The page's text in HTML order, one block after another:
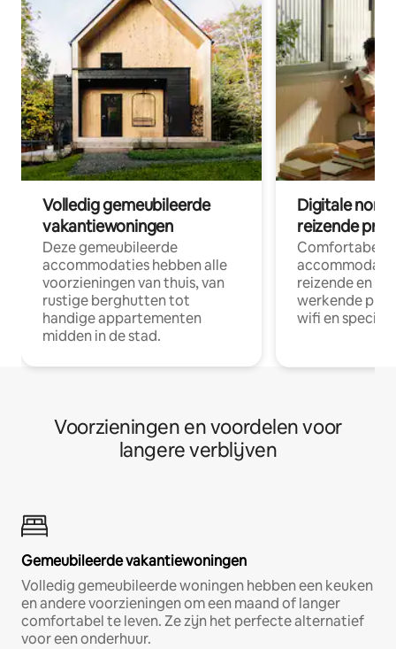
Volledig gemeubileerde
vakantiewoningen
Deze gemeubileerde
accommodaties hebben alle
voorzieningen van thuis, van
rustige berghutten tot
handige appartementen
midden in de stad.
Digitale
reizende
Comfortabele
reizende en
werkende
wifi en
Voorzieningen en voordelen voor
langere verblijven
Gemeubileerde vakantiewoningen
Volledig gemeubileerde woningen hebben een keuken
en andere voorzieningen om een maand of langer
comfortabel te leven. Ze zijn het perfecte alternatief
voor een onderhuur.